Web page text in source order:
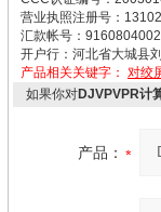
营业执照注册号：
汇款帐号：
开户行：河北省大城县
产品相关关键字： 对绞
如果你对DJVPVPR计
产品：